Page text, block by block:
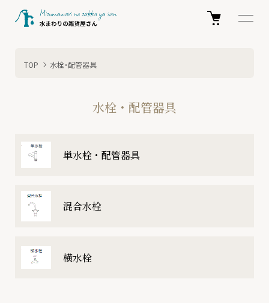
TOP 水栓・配管器具
水栓・配管器具
カテゴリー一覧
単水栓・配管器具
混合水栓
横水栓